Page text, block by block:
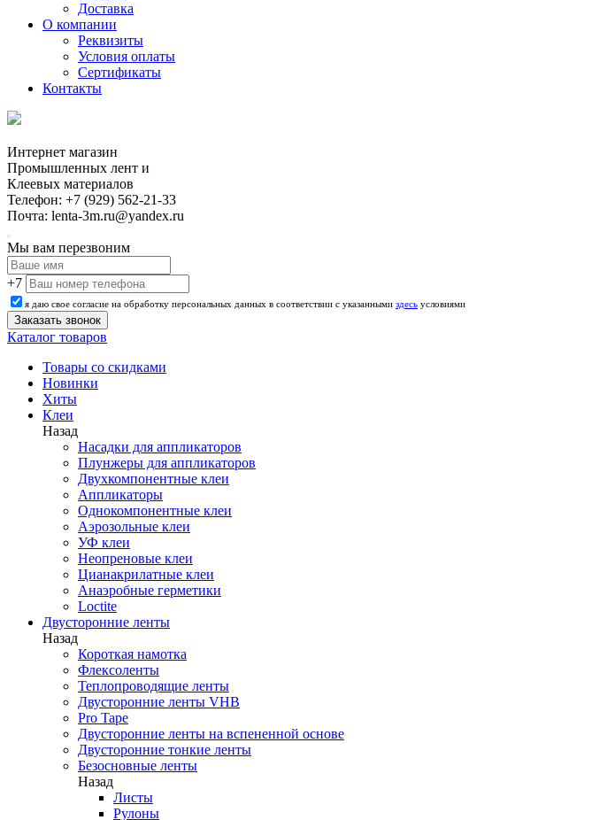
Доставка
О компании
Реквизиты
Условия оплаты
Сертификаты
Контакты
Интернет магазин
Промышленных лент и
Клеевых материалов
Телефон: +7 (929) 562-21-33
Почта: lenta-3m.ru@yandex.ru
Мы вам перезвоним
+7
я даю свое согласие на обработку персональных данных в соответствии с указанными здесь условиями
Каталог товаров
Товары со скидками
Новинки
Хиты
Клеи
Назад
Насадки для аппликаторов
Плунжеры для аппликаторов
Двухкомпонентные клеи
Аппликаторы
Однокомпонентные клеи
Аэрозольные клеи
УФ клеи
Неопреновые клеи
Цианакрилатные клеи
Анаэробные герметики
Loctite
Двусторонние ленты
Назад
Короткая намотка
Флексоленты
Теплопроводящие ленты
Двусторонние ленты VHB
Pro Tape
Двусторонние ленты на вспененной основе
Двусторонние тонкие ленты
Безосновные ленты
Назад
Листы
Рулоны